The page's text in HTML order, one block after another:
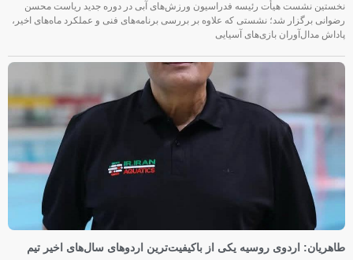
نخستین نشست هیأت رئیسه فدراسیون ورزش‌های آبی در دوره جدید ریاست محسن
رضوانی برگزار شد؛ نشستی که علاوه بر بررسی برنامه‌های فنی و عملکرد ماه‌های اخیر،
پاداش مدال‌آوران بازی‌های آسیایی
طاهریان: اردوی روسیه یکی از باکیفیت‌ترین اردوهای سال‌های اخیر تیم